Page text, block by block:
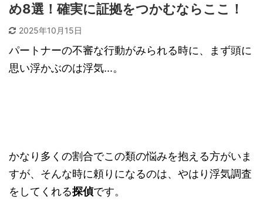
め8選！確実に証拠をつかむならここ！
2025年10月15日
パートナーの不審な行動がみられる時に、まず頭に
思い浮かぶのは浮気...。
かなり多くの割合でこの類の悩みを抱える方がいま
すが、そんな時に頼りになるのは、やはり浮気調査
をしてくれる探偵です。